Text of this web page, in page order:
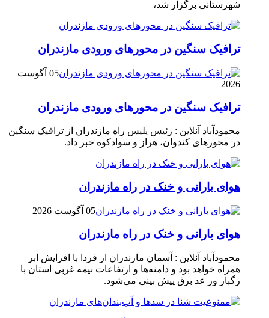
شهرستانی برگزار شد،
ترافیک سنگین در محور‌های ورودی مازندران
05 آگوست
2026
ترافیک سنگین در محور‌های ورودی مازندران
محمودآباد آنلاین : رئیس پلیس راه مازندران از ترافیک سنگین
در محور‌های کندوان، هراز و سوادکوه خبر داد.
هوای بارانی و خنک در راه مازندران
05 آگوست 2026
هوای بارانی و خنک در راه مازندران
محمودآباد آنلاین : آسمان مازندران از فردا با افزایش ابر
همراه خواهد بود و دامنه‌ها و ارتفاعات نیمه غربی استان با
رگبار ور عد برق پیش بینی می‌شود.